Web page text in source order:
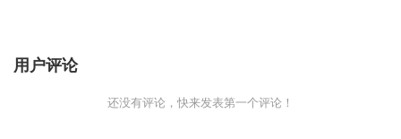
用户评论
还没有评论，快来发表第一个评论！